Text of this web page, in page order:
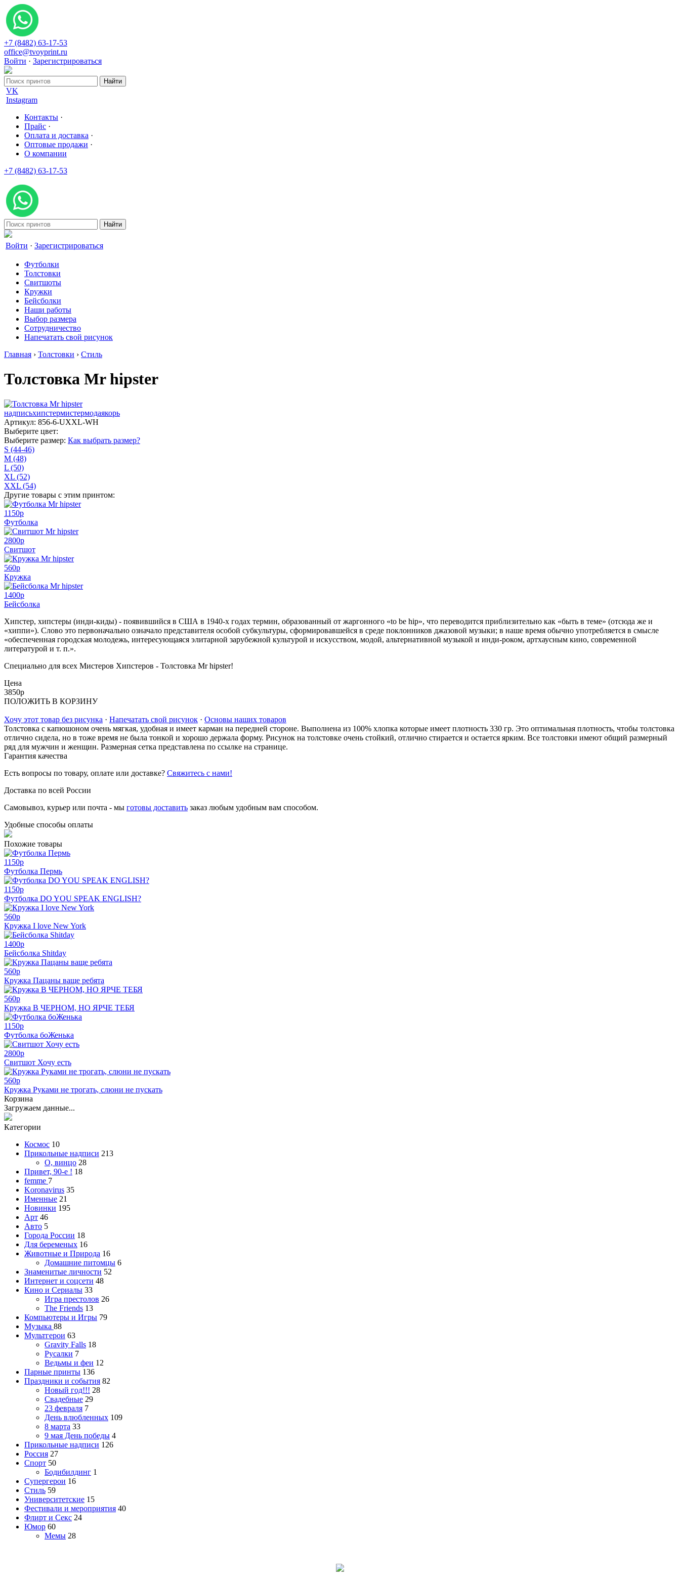
+7 (8482) 63-17-53
office@tvoyprint.ru
Войти · Зарегистрироваться
VK
Instagram
Контакты ·
Прайс ·
Оплата и доставка ·
Оптовые продажи ·
О компании
+7 (8482) 63-17-53
Войти · Зарегистрироваться
Футболки
Толстовки
Свитшоты
Кружки
Бейсболки
Наши работы
Выбор размера
Сотрудничество
Напечатать свой рисунок
Главная › Толстовки › Стиль
Толстовка Mr hipster
надписьхипстермистермодаякорь
Артикул: 856-6-UXXL-WH
Выберите цвет:
Выберите размер: Как выбрать размер?
S (44-46)
M (48)
L (50)
XL (52)
XXL (54)
Другие товары с этим принтом:
1150p
Футболка
2800p
Свитшот
560p
Кружка
1400p
Бейсболка
Хипстер, хипстеры (инди-киды) - появившийся в США в 1940-х годах термин, образованный от жаргонного «to be hip», что переводится приблизительно как «быть в теме» (отсюда же и
«хиппи»). Слово это первоначально означало представителя особой субкультуры, сформировавшейся в среде поклонников джазовой музыки; в наше время обычно употребляется в смысле
«обеспеченная городская молодежь, интересующаяся элитарной зарубежной культурой и искусством, модой, альтернативной музыкой и инди-роком, артхаусным кино, современной
литературой и т. п.».
Специально для всех Мистеров Хипстеров - Толстовка Mr hipster!
Цена
3850p
ПОЛОЖИТЬ В КОРЗИНУ
Хочу этот товар без рисунка · Напечатать свой рисунок · Основы наших товаров
Толстовка с капюшоном очень мягкая, удобная и имеет карман на передней стороне. Выполнена из 100% хлопка которые имеет плотность 330 гр. Это оптимальная плотность, чтобы толстовка
отлично сидела, но в тоже время не была тонкой и хорошо держала форму. Рисунок на толстовке очень стойкий, отлично стирается и остается ярким. Все толстовки имеют общий размерный
ряд для мужчин и женщин. Размерная сетка представлена по ссылке на странице.
Гарантия качества
Есть вопросы по товару, оплате или доставке? Свяжитесь с нами!
Доставка по всей России
Самовывоз, курьер или почта - мы готовы доставить заказ любым удобным вам способом.
Удобные способы оплаты
Похожие товары
1150p
Футболка Пермь
1150p
Футболка DO YOU SPEAK ENGLISH?
560p
Кружка I love New York
1400p
Бейсболка Shitday
560p
Кружка Пацаны ваще ребята
560p
Кружка В ЧЕРНОМ, НО ЯРЧЕ ТЕБЯ
1150p
Футболка боЖенька
2800p
Свитшот Хочу есть
560p
Кружка Руками не трогать, слюни не пускать
Корзина
Загружаем данные...
Категории
Космос 10
Прикольные надписи 213
О, винцо 28
Привет, 90-е ! 18
femme 7
Koronavirus 35
Именные 21
Новинки 195
Арт 46
Авто 5
Города России 18
Для беременых 16
Животные и Природа 16
Домашние питомцы 6
Знаменитые личности 52
Интернет и соцсети 48
Кино и Сериалы 33
Игра престолов 26
The Friends 13
Компьютеры и Игры 79
Музыка 88
Мультгерои 63
Gravity Falls 18
Русалки 7
Ведьмы и феи 12
Парные принты 136
Праздники и события 82
Новый год!!! 28
Свадебные 29
23 февраля 7
День влюбленных 109
8 марта 33
9 мая День победы 4
Прикольные надписи 126
Россия 27
Спорт 50
Бодибилдинг 1
Супергерои 16
Стиль 59
Университетские 15
Фестивали и мероприятия 40
Флирт и Секс 24
Юмор 60
Мемы 28